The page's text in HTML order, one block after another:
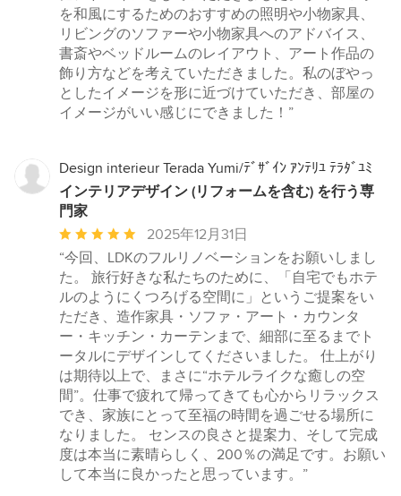
価：
5
つ
星
中
星
を和風にするためのおすすめの照明や小物家具、
リビングのソファーや小物家具へのアドバイス、
書斎やベッドルームのレイアウト、アート作品の
飾り方などを考えていただきました。私のぼやっ
としたイメージを形に近づけていただき、部屋の
イメージがいい感じにできました！”
Design interieur Terada Yumi/ﾃﾞｻﾞｲﾝ ｱﾝﾃﾘﾕ ﾃﾗﾀﾞﾕﾐ
インテリアデザイン (リフォームを含む) を行う専
門家
平
均
評
価：
5
つ
星
中
星
5
2025年12月31日
“今回、LDKのフルリノベーションをお願いしまし
た。 旅行好きな私たちのために、「自宅でもホテ
ルのようにくつろげる空間に」というご提案をい
ただき、造作家具・ソファ・アート・カウンタ
ー・キッチン・カーテンまで、細部に至るまでト
ータルにデザインしてくださいました。 仕上がり
は期待以上で、まさに“ホテルライクな癒しの空
間”。仕事で疲れて帰ってきても心からリラックス
でき、家族にとって至福の時間を過ごせる場所に
なりました。 センスの良さと提案力、そして完成
度は本当に素晴らしく、200％の満足です。お願い
して本当に良かったと思っています。”